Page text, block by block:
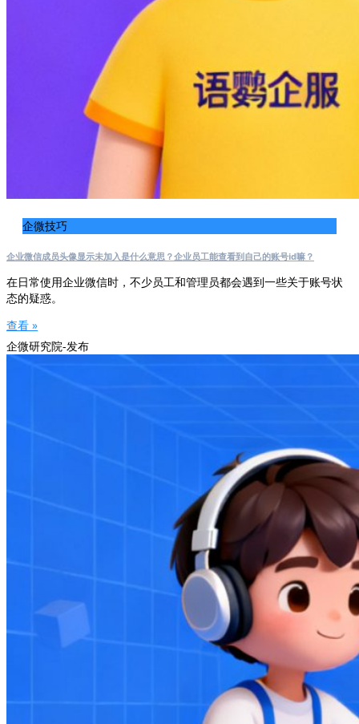
企微技巧
企业微信成员头像显示未加入是什么意思？企业员工能查看到自己的账号id嘛？
在日常使用企业微信时，不少员工和管理员都会遇到一些关于账号状
态的疑惑。
查看 »
企微研究院-发布